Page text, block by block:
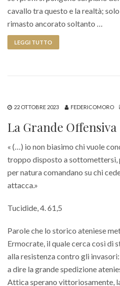
cavallo tra questo e la realtà;
rimasto ancorato soltanto …
LEGGI TUTTO
22 OTTOBRE 2023 FEDERICOMORO
La Grande Offensiva
« (…) io non biasimo chi vuole
troppo disposto a sottomettersi,
per natura comandano su chi
attacca.»
Tucidide, 4. 61,5
Parole che lo storico ateniese
Ermocrate, il quale cerca così di
alla resistenza contro gli
a dire la grande spedizione
Attica sperano vittoriosamente,